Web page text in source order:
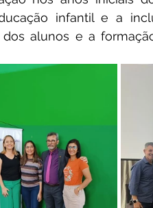
infantil e a
alunos e a